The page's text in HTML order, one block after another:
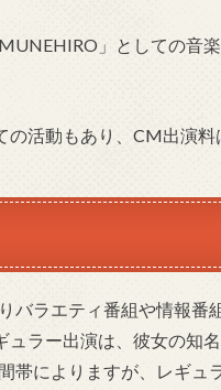
」としての音
の活動もあり、CM出演料
バラエティ番組や情報番
ュラー出演は、彼女の知
帯によりますが、レギ